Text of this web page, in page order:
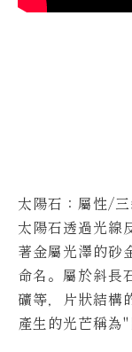
太陽石 ：屬性/
太陽石透過光線
著金屬光澤的砂
命名。 屬於斜長
礦等，片狀結構
產生的光芒稱為"